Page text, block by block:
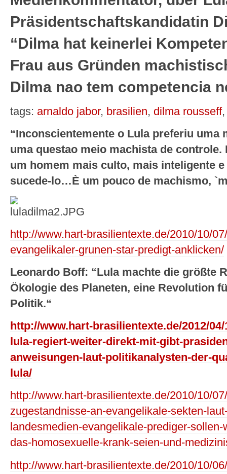
Präsidentschaftskandidatin
“Dilma hat keinerlei
Frau aus Gründen
Dilma nao tem competencia
tags: arnaldo jabor, brasilien, dilma rousseff
“Inconscientemente o Lula preferiu uma
uma questao meio machista de controle.
um homem mais culto, mais inteligente
sucede-lo…È um pouco de machismo,
http://www.hart-brasilientexte.de/2010/10/
evangelikaler-grunen-star-predigt-anklicken/
Leonardo Boff: “Lula machte die größte
Ökologie des Planeten, eine Revolution
Politik.“
http://www.hart-brasilientexte.de/2012/
lula-regiert-weiter-direkt-mit-gibt-
anweisungen-laut-politikanalysten-der-
lula/
http://www.hart-brasilientexte.de/2010/10/
zugestandnisse-an-evangelikale-sekten-
landesmedien-evangelikale-prediger-
das-homosexuelle-krank-seien-und-
http://www.hart-brasilientexte.de/2010/10/